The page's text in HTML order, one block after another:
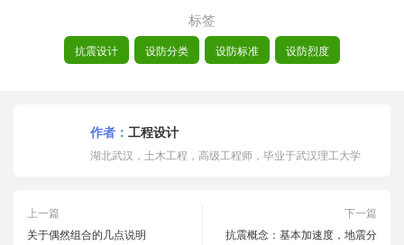
标签
抗震设计 设防分类 设防标准 设防烈度
作者： 工程设计
湖北武汉，土木工程，高级工程师，毕业于武汉理工大学
上一篇
关于偶然组合的几点说明
下一篇
抗震概念：基本加速度，地震分